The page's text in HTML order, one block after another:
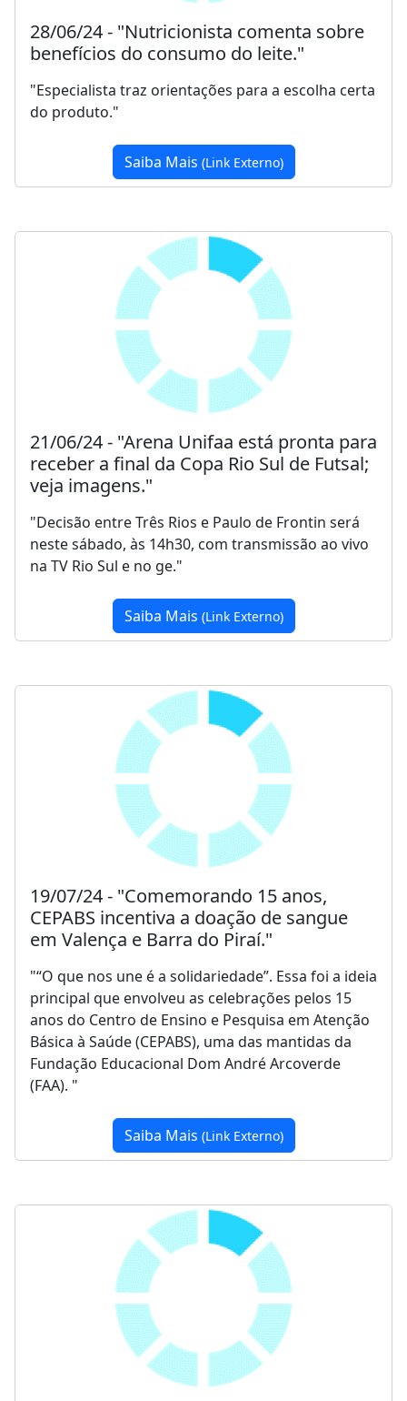
28/06/24 - "Nutricionista comenta sobre
benefícios do consumo do leite."
"Especialista traz orientações para a escolha certa
do produto."
Saiba Mais (Link Externo)
21/06/24 - "Arena Unifaa está pronta para
receber a final da Copa Rio Sul de Futsal;
veja imagens."
"Decisão entre Três Rios e Paulo de Frontin será
neste sábado, às 14h30, com transmissão ao vivo
na TV Rio Sul e no ge."
Saiba Mais (Link Externo)
19/07/24 - "Comemorando 15 anos,
CEPABS incentiva a doação de sangue
em Valença e Barra do Piraí."
"“O que nos une é a solidariedade”. Essa foi a ideia
principal que envolveu as celebrações pelos 15
anos do Centro de Ensino e Pesquisa em Atenção
Básica à Saúde (CEPABS), uma das mantidas da
Fundação Educacional Dom André Arcoverde
(FAA). "
Saiba Mais (Link Externo)